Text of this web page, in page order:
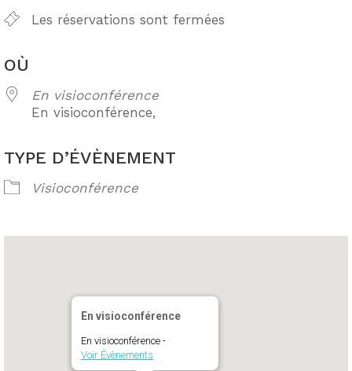
Les réservations sont fermées
OÙ
En visioconférence
En visioconférence,
TYPE D’ÉVÈNEMENT
Visioconférence
En visioconférence
En visioconférence -
Voir Évènements